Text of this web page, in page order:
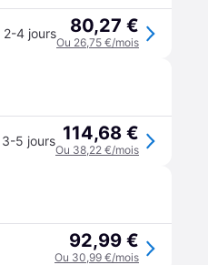
2-4 jours 80,27 €
Ou 26,75 €/mois
3-5 jours 114,68 €
Ou 38,22 €/mois
92,99 €
Ou 30,99 €/mois